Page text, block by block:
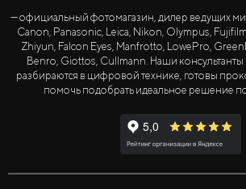
— официальный фотомагазин, дилер ведущих
Canon, Panasonic, Leica, Nikon, Olympus,
Zhiyun, Falcon Eyes, Manfrotto, LowePro,
Benro, Giottos, Cullmann. Наши
разбираются в цифровой технике, готовы
помочь подобрать идеальное решение